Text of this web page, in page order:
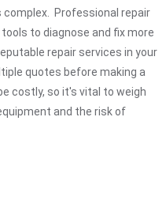
Professional repair
to diagnose and fix more
repair services in your
quotes before making a
costly, so it's vital to weigh
and the risk of